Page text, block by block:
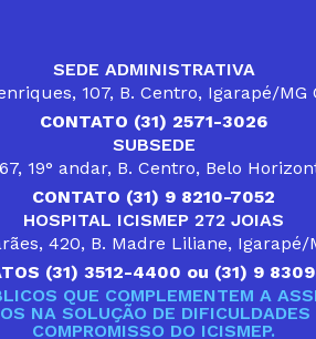
SEDE ADMINISTRATIVA
107, B. Centro, Igarapé/MG
CONTATO (31) 2571-3026
SUBSEDE
19° andar, B. Centro, Belo
CONTATO (31) 9 8210-7052
HOSPITAL ICISMEP 272 JOIAS
420, B. Madre Liliane, Igarapé/
(31) 3512-4400 ou (31) 9
QUE COMPLEMENTEM A
NA SOLUÇÃO DE
COMPROMISSO DO ICISMEP.